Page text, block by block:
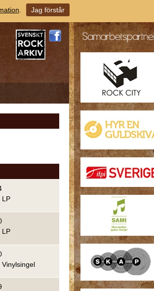
LP
LP
Vinylsingel
Jag förstår